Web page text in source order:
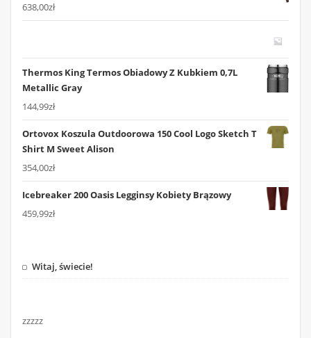
638,00zł
Thermos King Termos Obiadowy Z Kubkiem 0,7L
Metallic Gray
144,99zł
Ortovox Koszula Outdoorowa 150 Cool Logo Sketch T
Shirt M Sweet Alison
354,00zł
Icebreaker 200 Oasis Legginsy Kobiety Brązowy
459,99zł
Witaj, świecie!
zzzzz